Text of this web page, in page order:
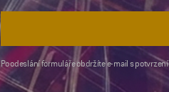
Po odeslání formuláře obdržíte e-mail s